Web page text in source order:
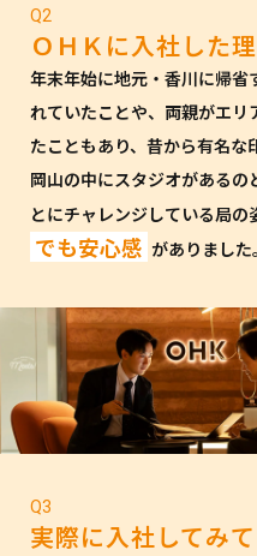
Q2
ＯＨＫに入社した
年末年始に地元・香川に帰
れていたことや、両親がエリ
たこともあり、昔から有名
岡山の中にスタジオがある
とにチャレンジしている局の
でも安心感 がありました。
Q3
実際に入社してみ